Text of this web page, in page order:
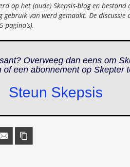
op het (oude) Skepsis-blog en
gebruik van werd gemaakt. De
pagina’s).
Overweeg dan eens om
of een abonnement op Skepter
Steun Skepsis